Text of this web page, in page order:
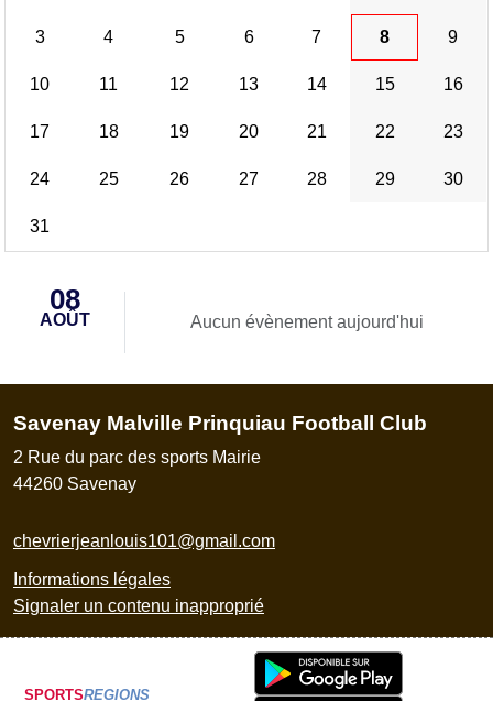
3 4 5 6 7 8 9
10 11 12 13 14 15 16
17 18 19 20 21 22 23
24 25 26 27 28 29 30
31
08
AOÛT Aucun évènement aujourd'hui
Savenay Malville Prinquiau Football Club
2 Rue du parc des sports Mairie
44260 Savenay
chevrierjeanlouis101@gmail.com
Informations légales
Signaler un contenu inapproprié
SPORTSREGIONS